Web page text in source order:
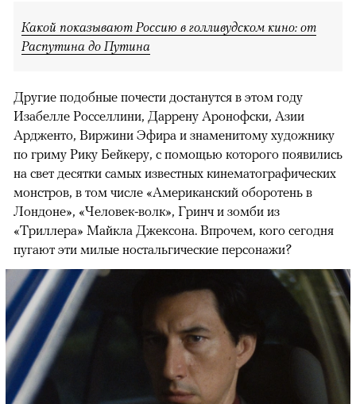
Какой показывают Россию в голливудском кино: от
Распутина до Путина
Другие подобные почести достанутся в этом году
Изабелле Росселлини, Даррену Аронофски, Азии
Ардженто, Виржини Эфира и знаменитому художнику
по гриму Рику Бейкеру, с помощью которого появились
на свет десятки самых известных кинематографических
монстров, в том числе «Американский оборотень в
Лондоне», «Человек-волк», Гринч и зомби из
«Триллера» Майкла Джексона. Впрочем, кого сегодня
пугают эти милые ностальгические персонажи?